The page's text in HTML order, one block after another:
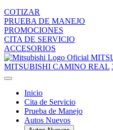
COTIZAR
PRUEBA DE MANEJO
PROMOCIONES
CITA DE SERVICIO
ACCESORIOS
MITSUBISHI CAMINO REAL
Inicio
Cita de Servicio
Prueba de Manejo
Autos Nuevos